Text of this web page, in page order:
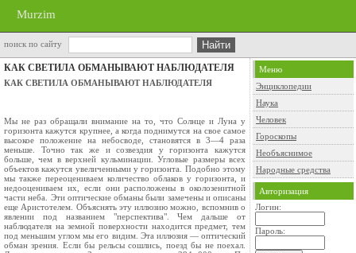
Murzim
поиск по сайту
КАК СВЕТИЛА ОБМАНЫВАЮТ НАБЛЮДАТЕЛЯ
КАК СВЕТИЛА ОБМАНЫВАЮТ НАБЛЮДАТЕЛЯ
Мы не раз обращали внимание на то, что Солнце и Луна у
горизонта кажутся крупнее, а когда поднимутся на свое самое
высокое положение на небосводе, становятся в 3—4 раза
меньше. Точно так же и созвездия у горизонта кажутся
больше, чем в верхней кульминации. Угловые размеры всех
объектов кажутся увеличенными у горизонта. Подобно этому
мы также переоцениваем количество облаков у горизонта, и
недооцениваем их, если они расположены в околозенитной
части неба. Эти оптические обманы были замечены и описаны
еще Аристотелем. Объяснять эту иллюзию можно, вспомнив о
явлении под названием "перспектива". Чем дальше от
наблюдателя на земной поверхности находится предмет, тем
под меньшим углом мы его видим. Эта иллюзия — оптический
обман зрения. Если бы рельсы сошлись, поезд бы не поехал.
Меню
Энциклопедии
Наука
Человек
Гороскопы
Необъяснимое
Народные средства
Авторизация
Логин:
Пароль: